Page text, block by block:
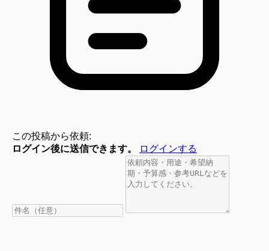
この投稿から依頼:
ログイン後に送信できます。
ログインする